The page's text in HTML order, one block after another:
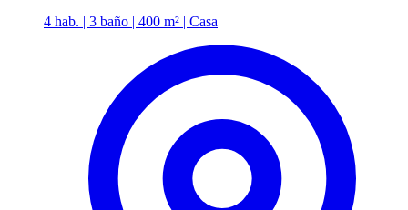
4 hab. | 3 baño | 400 m² | Casa